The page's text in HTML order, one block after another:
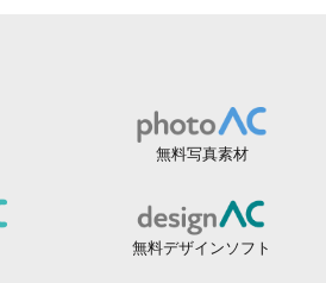
無料写真素材
無料デザインソフト